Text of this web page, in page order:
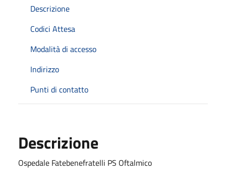
Descrizione
Codici Attesa
Modalità di accesso
Indirizzo
Punti di contatto
Descrizione
Ospedale Fatebenefratelli PS Oftalmico